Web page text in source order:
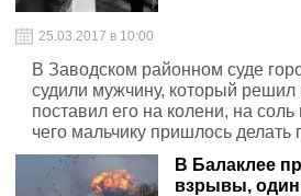
25.03.2017 в 10:00
В Заводском районном суде
судили мужчину, который решил
поставил его на колени, на соль
чего мальчику пришлось делать
В Балаклее
взрывы, один